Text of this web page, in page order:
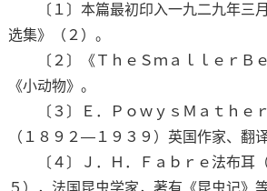
〔１〕本篇最初印入一九二九年三月
选集》（２）。
〔２〕《ＴｈｅＳｍａｌｌｅｒＢ
《小动物》。
〔３〕Ｅ．ＰｏｗｙｓＭａｔｈｅｒ
（１８９２—１９３９）英国作家、翻译
〔４〕Ｊ．Ｈ．Ｆａｂｒｅ法布耳
５），法国昆虫学家，著有《昆虫记》